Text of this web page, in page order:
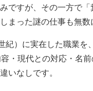
ですが、その一方で「
まった謎の仕事も無数
紀）に実在した職業を
・現代との対応・名
いなしです。